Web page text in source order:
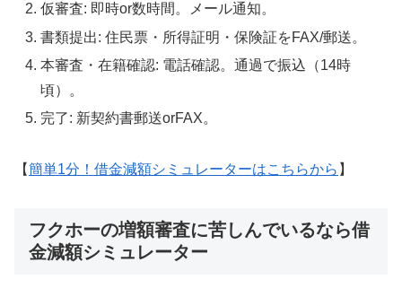
仮審査: 即時or数時間。メール通知。
書類提出: 住民票・所得証明・保険証をFAX/郵送。
本審査・在籍確認: 電話確認。通過で振込（14時
頃）。
完了: 新契約書郵送orFAX。
【簡単1分！借金減額シミュレーターはこちらから 】
フクホーの増額審査に苦しんでいるなら借
金減額シミュレーター